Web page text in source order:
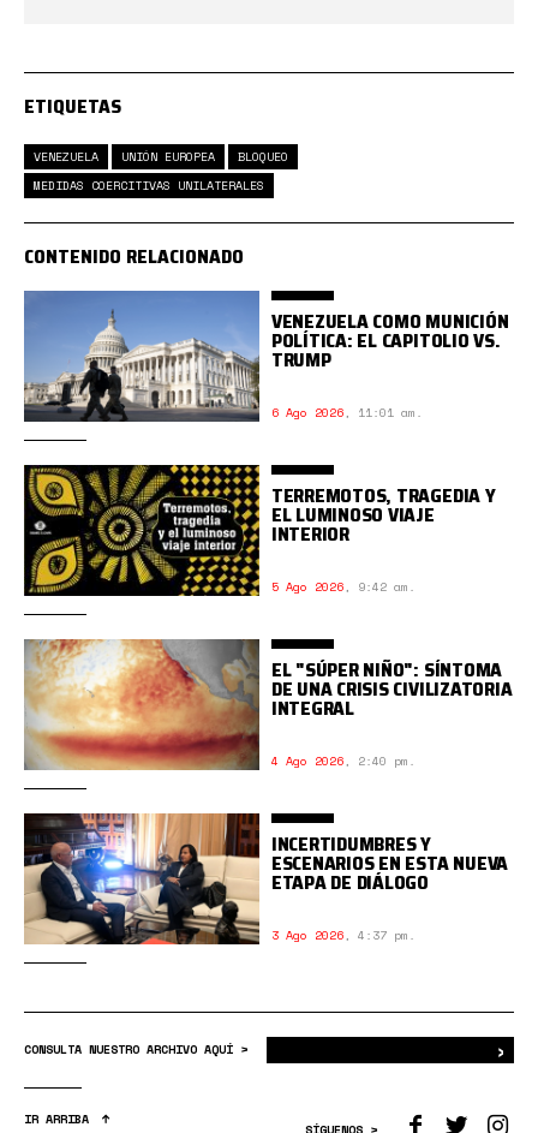
ETIQUETAS
VENEZUELA UNIÓN EUROPEA
BLOQUEO
MEDIDAS COERCITIVAS UNILATERALES
CONTENIDO RELACIONADO
VENEZUELA COMO MUNICIÓN
POLÍTICA: EL CAPITOLIO VS.
TRUMP
6 Ago 2026, 11:01 am.
TERREMOTOS, TRAGEDIA Y
EL LUMINOSO VIAJE
INTERIOR
5 Ago 2026, 9:42 am.
EL "SÚPER NIÑO": SÍNTOMA
DE UNA CRISIS CIVILIZATORIA
INTEGRAL
4 Ago 2026, 2:40 pm.
INCERTIDUMBRES Y
ESCENARIOS EN ESTA NUEVA
ETAPA DE DIÁLOGO
3 Ago 2026, 4:37 pm.
CONSULTA NUESTRO ARCHIVO AQUÍ > ›
IR ARRIBA